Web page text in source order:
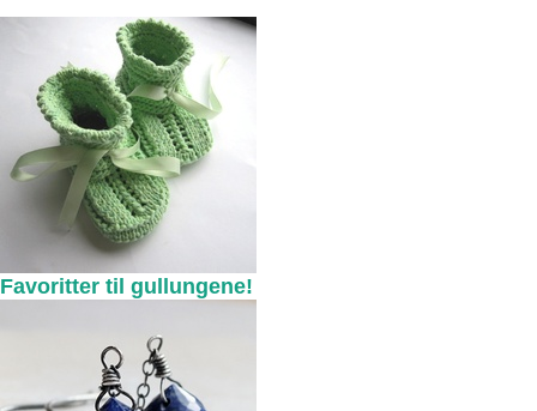
Favoritter til gullungene!